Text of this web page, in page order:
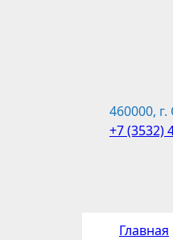
460000,
+7 (3532)
Главная